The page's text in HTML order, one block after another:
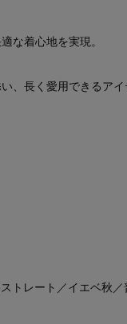
な着心地を実現。
、長く愛用できるアイ
トレート／イエベ秋